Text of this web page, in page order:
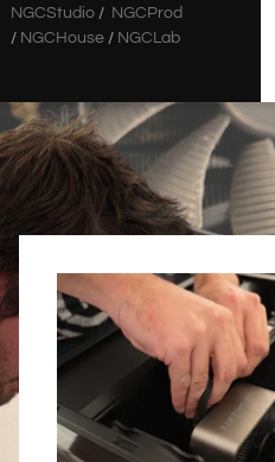
NGCStudio / NGCProd
/ NGCHouse / NGCLab